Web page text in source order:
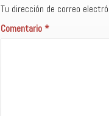
Tu dirección de correo
Comentario*